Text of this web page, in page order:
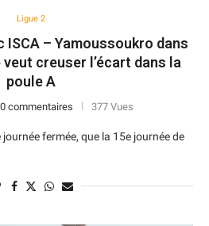
Ligue 2
ISCA – Yamoussoukro dans
veut creuser l’écart dans la
poule A
0 commentaires 377 Vues
fermée, que la 15e journée de